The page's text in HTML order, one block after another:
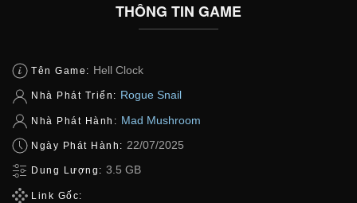
THÔNG TIN GAME
Tên Game: Hell Clock
Nhà Phát Triển: Rogue Snail
Nhà Phát Hành: Mad Mushroom
Ngày Phát Hành: 22/07/2025
Dung Lượng: 3.5 GB
Link Gốc: